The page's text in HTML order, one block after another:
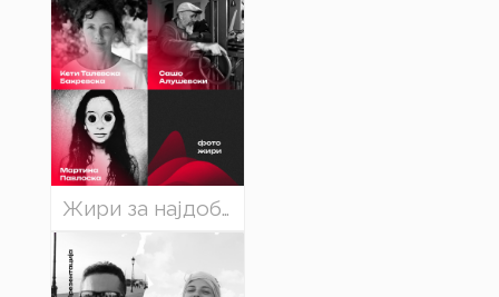
Жири за најдобра планинска фотографија на ЕХО 2024